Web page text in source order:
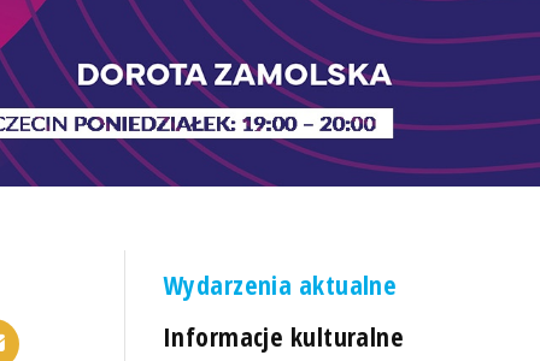
Wydarzenia aktualne
Informacje kulturalne